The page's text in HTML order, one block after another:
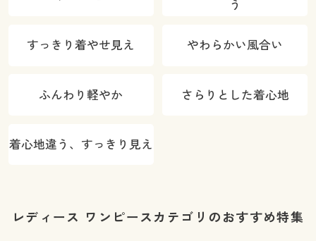
う
すっきり着やせ見え やわらかい風合い
ふんわり軽やか さらりとした着心地
着心地違う、すっきり見え
レディース ワンピースカテゴリのおすすめ特集